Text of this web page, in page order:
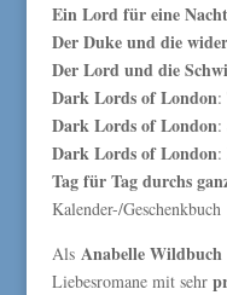
Ein Lord für eine Nacht
Der Duke und die
Der Lord und die
Dark Lords of London:
Dark Lords of London:
Dark Lords of London:
Tag für Tag durchs
Kalender-/Geschenkbuch
Als Anabelle Wildbuch
Liebesromane mit sehr